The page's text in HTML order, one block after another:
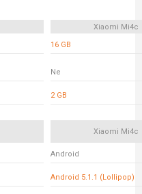
Xiaomi Mi4c
16 GB
Ne
2 GB
Xiaomi Mi4c
Android
Android 5.1.1 (Lollipop)